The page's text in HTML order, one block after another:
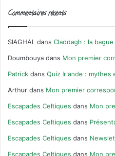
Commentaires récents
SIAGHAL dans Claddagh : la
Doumbouya dans Mon premier
Patrick dans Quiz Irlande : mythes
Arthur dans Mon premier
Escapades Celtiques dans Mon
Escapades Celtiques dans
Escapades Celtiques dans
Escapades Celtiques dans Mon